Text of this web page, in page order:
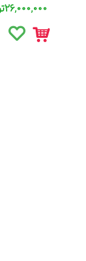
26,000,000تومان